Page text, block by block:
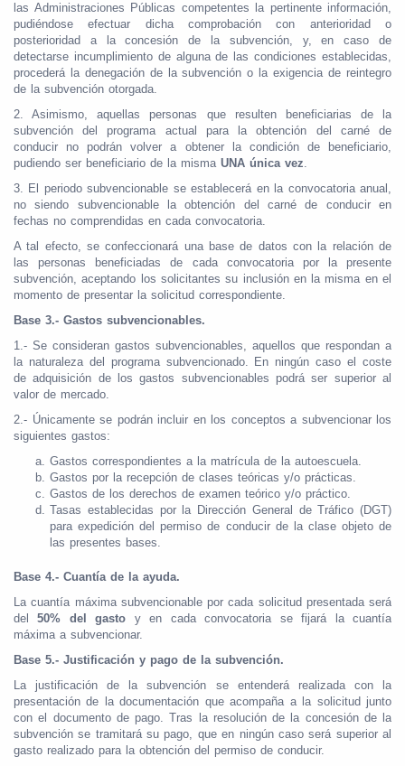
las Administraciones Públicas competentes la pertinente información,
pudiéndose efectuar dicha comprobación con anterioridad o
posterioridad a la concesión de la subvención, y, en caso de
detectarse incumplimiento de alguna de las condiciones establecidas,
procederá la denegación de la subvención o la exigencia de reintegro
de la subvención otorgada.
2. Asimismo, aquellas personas que resulten beneficiarias de la
subvención del programa actual para la obtención del carné de
conducir no podrán volver a obtener la condición de beneficiario,
pudiendo ser beneficiario de la misma UNA única vez.
3. El periodo subvencionable se establecerá en la convocatoria anual,
no siendo subvencionable la obtención del carné de conducir en
fechas no comprendidas en cada convocatoria.
A tal efecto, se confeccionará una base de datos con la relación de
las personas beneficiadas de cada convocatoria por la presente
subvención, aceptando los solicitantes su inclusión en la misma en el
momento de presentar la solicitud correspondiente.
Base 3.- Gastos subvencionables.
1.- Se consideran gastos subvencionables, aquellos que respondan a
la naturaleza del programa subvencionado. En ningún caso el coste
de adquisición de los gastos subvencionables podrá ser superior al
valor de mercado.
2.- Únicamente se podrán incluir en los conceptos a subvencionar los
siguientes gastos:
Gastos correspondientes a la matrícula de la autoescuela.
Gastos por la recepción de clases teóricas y/o prácticas.
Gastos de los derechos de examen teórico y/o práctico.
Tasas establecidas por la Dirección General de Tráfico (DGT)
para expedición del permiso de conducir de la clase objeto de
las presentes bases.
Base 4.- Cuantía de la ayuda.
La cuantía máxima subvencionable por cada solicitud presentada será
del50% del gasto y en cada convocatoria se fijará la cuantía
máxima a subvencionar.
Base 5.- Justificación y pago de la subvención.
La justificación de la subvención se entenderá realizada con la
presentación de la documentación que acompaña a la solicitud junto
con el documento de pago. Tras la resolución de la concesión de la
subvención se tramitará su pago, que en ningún caso será superior al
gasto realizado para la obtención del permiso de conducir.